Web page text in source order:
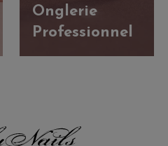
Onglerie
Professionnel